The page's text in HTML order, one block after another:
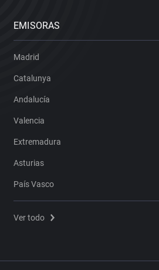
EMISORAS
Madrid
Catalunya
Andalucía
Valencia
Extremadura
Asturias
País Vasco
Ver todo